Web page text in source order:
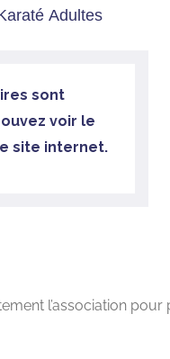
Adultes
sont
voir le
site internet.
l’association pour